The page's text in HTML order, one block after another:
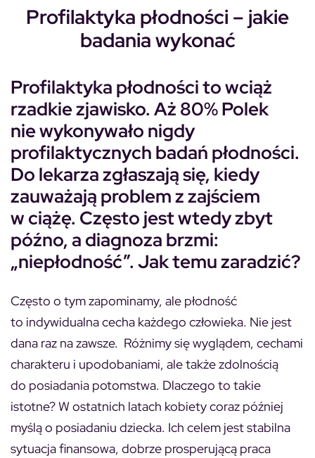
Profilaktyka płodności – jakie
badania wykonać
Profilaktyka płodności to wciąż
rzadkie zjawisko. Aż 80% Polek
nie wykonywało nigdy
profilaktycznych badań płodności.
Do lekarza zgłaszają się, kiedy
zauważają problem z zajściem
w ciążę. Często jest wtedy zbyt
późno, a diagnoza brzmi:
„niepłodność”. Jak temu zaradzić?
Często o tym zapominamy, ale płodność
to indywidualna cecha każdego człowieka. Nie jest
dana raz na zawsze. Różnimy się wyglądem, cechami
charakteru i upodobaniami, ale także zdolnością
do posiadania potomstwa. Dlaczego to takie
istotne? W ostatnich latach kobiety coraz później
myślą o posiadaniu dziecka. Ich celem jest stabilna
sytuacja finansowa, dobrze prosperującą praca